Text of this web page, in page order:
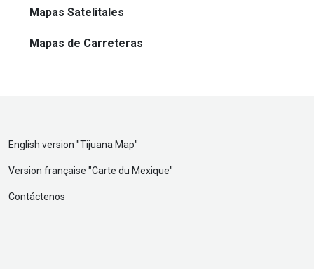
Mapas Satelitales
Mapas de Carreteras
English version "Tijuana Map"
Version française "Carte du Mexique"
Contáctenos